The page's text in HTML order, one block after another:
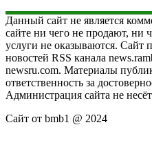
Данный сайт не является
сайте ни чего не продают, ни
услуги не оказываются. Сайт
новостей RSS канала
newsru.com. Материалы
ответственность за
Администрация сайта не
Сайт от bmb1 @ 2024